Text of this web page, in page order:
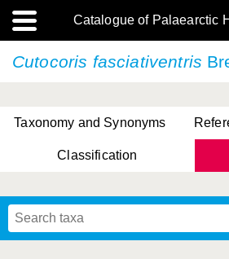
Catalogue of Palaearctic
Cutocoris fasciativentris
Taxonomy and Synonyms
Classification